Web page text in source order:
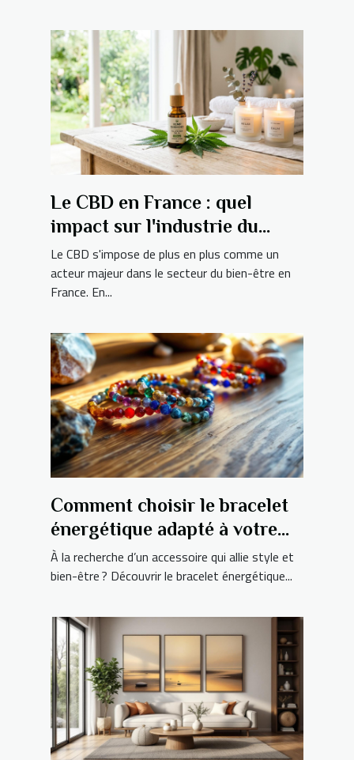
Le CBD en France : quel
impact sur l'industrie du
bien-être ?
Le CBD s'impose de plus en plus comme un
acteur majeur dans le secteur du bien-être en
France. En...
Comment choisir le bracelet
énergétique adapté à votre
signe astrologique ?
À la recherche d’un accessoire qui allie style et
bien-être ? Découvrir le bracelet énergétique...